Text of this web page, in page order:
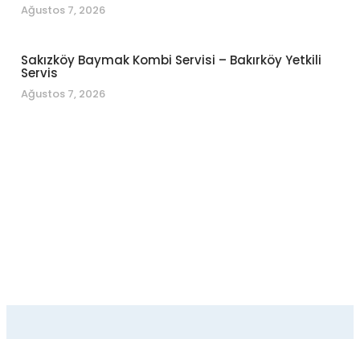
Ağustos 7, 2026
Sakızköy Baymak Kombi Servisi – Bakırköy Yetkili
Servis
Ağustos 7, 2026